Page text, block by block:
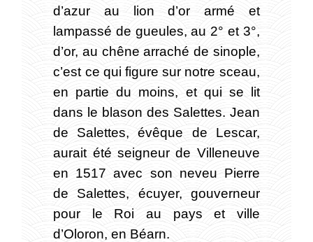
d’azur au lion d’or armé et
lampassé de gueules, au 2° et 3°,
d’or, au chêne arraché de sinople,
c’est ce qui figure sur notre sceau,
en partie du moins, et qui se lit
dans le blason des Salettes. Jean
de Salettes, évêque de Lescar,
aurait été seigneur de Villeneuve
en 1517 avec son neveu Pierre
de Salettes, écuyer, gouverneur
pour le Roi au pays et ville
d’Oloron, en Béarn.